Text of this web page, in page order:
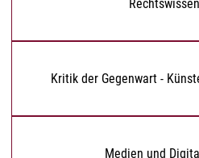
Kritik der Gegenwart -
Medien und